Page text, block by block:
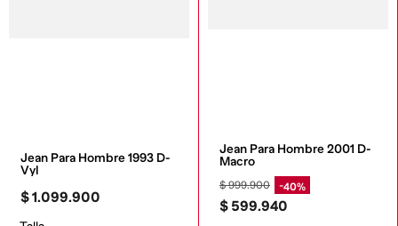
Jean Para Hombre 1993 D-
Vyl
$1.099.900
Jean Para Hombre 2001 D-
Macro
$999.900 40%
$ 599.940